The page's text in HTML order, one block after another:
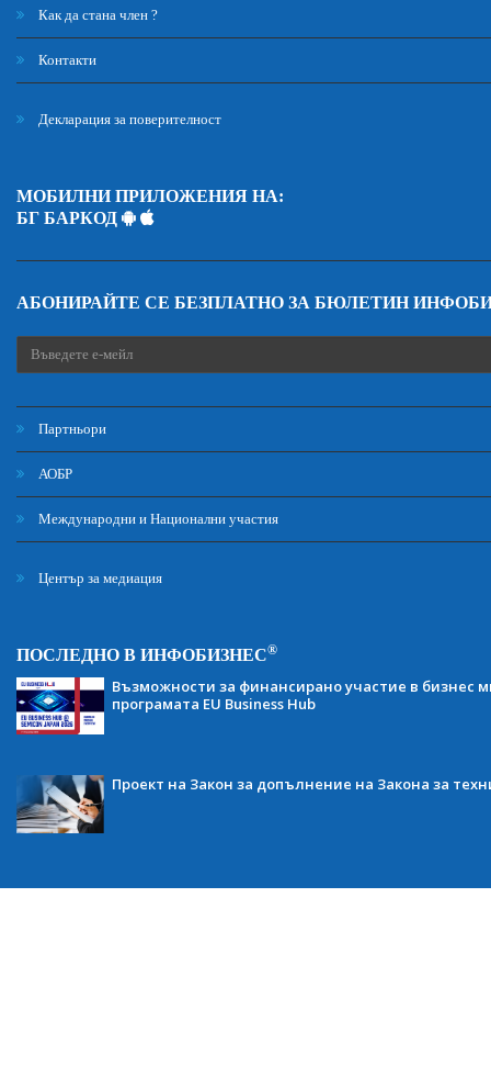
Как да стана член ?
Контакти
Декларация за поверителност
МОБИЛНИ ПРИЛОЖЕНИЯ НА:
БГ БАРКОД
АБОНИРАЙТЕ СЕ БЕЗПЛАТНО ЗА БЮЛЕТИН
Партньори
АОБР
Международни и Национални участия
Център за медиация
ПОСЛЕДНО В ИНФОБИЗНЕС®
Възможности за финансирано участие в бизнес
програмата EU Business Hub
Проект на Закон за допълнение на Закона за